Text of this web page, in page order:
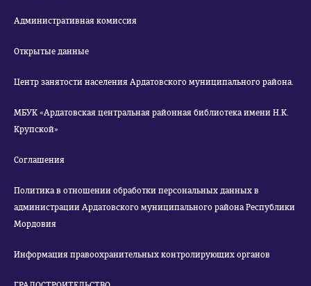
Административная комиссия
Открытые данные
Центр занятости населения Ардатовского муниципального района.
МБУК «Ардатовская центральная районная библиотека имени Н.К.
Крупской»
Соглашения
Политика в отношении обработки персональных данных в
администрации Ардатовского муниципального района Республики
Мордовия
Информация правоохранительных контролирующих органов